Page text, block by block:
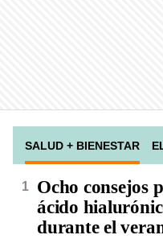
SALUD + BIENESTAR
Ocho consejos
ácido
durante el